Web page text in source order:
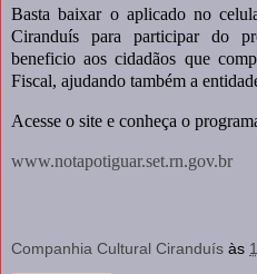
Basta baixar o aplicado no
Ciranduís para participar do
beneficio aos cidadãos que
Fiscal, ajudando também a
Acesse o site e conheça o
www.notapotiguar.set.rn.gov.br
Companhia Cultural Ciranduís às